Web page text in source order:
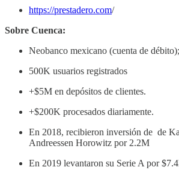
https://prestadero.com/
Sobre Cuenca:
Neobanco mexicano (cuenta de
500K usuarios registrados
+$5M en depósitos de clientes.
+$200K procesados diariamente.
En 2018, recibieron inversión de de
Andreessen Horowitz por 2.2M
En 2019 levantaron su Serie A por